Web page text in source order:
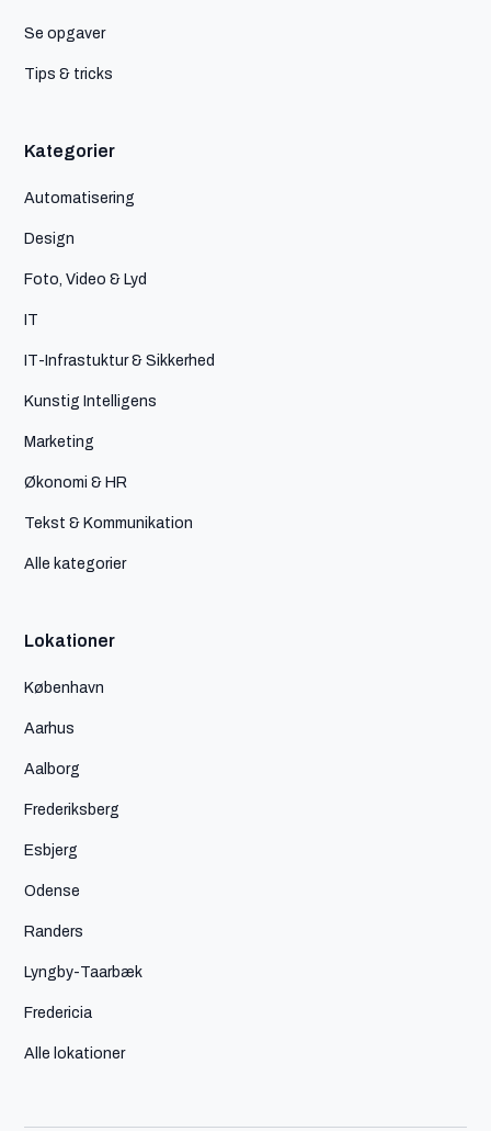
Se opgaver
Tips & tricks
Kategorier
Automatisering
Design
Foto, Video & Lyd
IT
IT-Infrastuktur & Sikkerhed
Kunstig Intelligens
Marketing
Økonomi & HR
Tekst & Kommunikation
Alle kategorier
Lokationer
København
Aarhus
Aalborg
Frederiksberg
Esbjerg
Odense
Randers
Lyngby-Taarbæk
Fredericia
Alle lokationer